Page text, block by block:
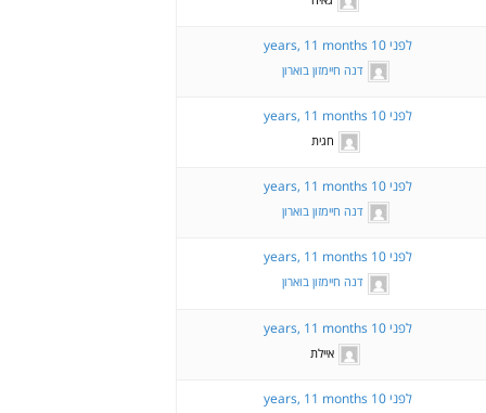
לפני 10 years, 11 months
דנה חיימזון בוארון
לפני 10 years, 11 months
חגית
לפני 10 years, 11 months
דנה חיימזון בוארון
לפני 10 years, 11 months
דנה חיימזון בוארון
לפני 10 years, 11 months
איילת
לפני 10 years, 11 months